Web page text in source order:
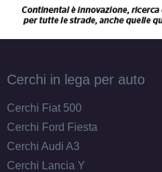
Cerchi in lega per auto
Cerchi Fiat 500
Cerchi Ford Fiesta
Cerchi Audi A3
Cerchi Lancia Y